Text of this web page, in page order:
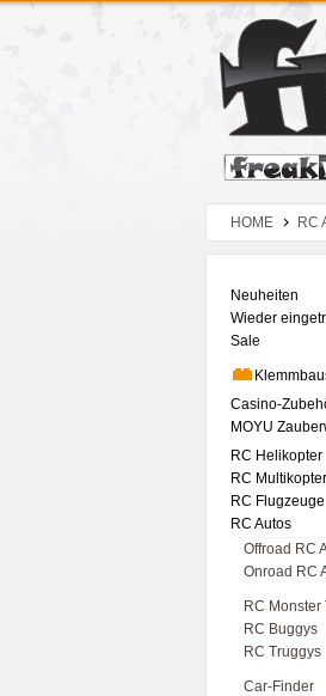
Zum Hauptmenue
Zum Seiteninhalt
Zum Warenkob
HOME RC
Neuheiten
Wieder
Sale
Casino-
MOYU
RC Helikopter
RC Multikopter
RC Flugzeuge
RC Autos
Offroad RC
Onroad RC
RC Monster
RC Buggys
RC Truggys
Car-Finder